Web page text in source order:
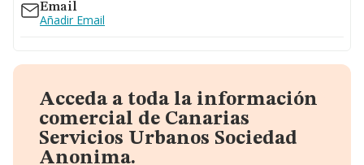
Email
Añadir Email
Acceda a toda la información
comercial de Canarias
Servicios Urbanos Sociedad
Anonima.